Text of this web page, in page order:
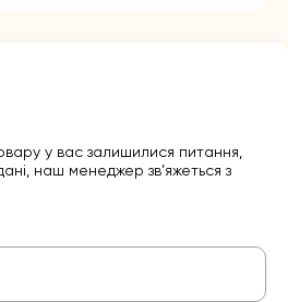
у вас залишилися питання,
наш менеджер зв’яжеться з